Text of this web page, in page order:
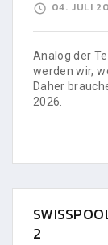
04. JULI
Analog der
werden wir,
Daher
2026.
2